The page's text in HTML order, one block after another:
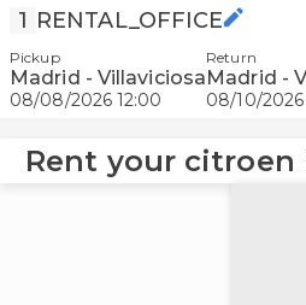
1 RENTAL_OFFICE
Pickup
Madrid - Villaviciosa
08/08/2026 12:00
Return
Madrid -
08/10/2026
Rent your citroen